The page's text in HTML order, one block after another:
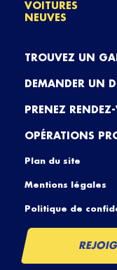
VOITURES
NEUVES
TROUVEZ UN
DEMANDER UN
PRENEZ
OPÉRATIONS
Plan du site
Mentions légales
Politique de